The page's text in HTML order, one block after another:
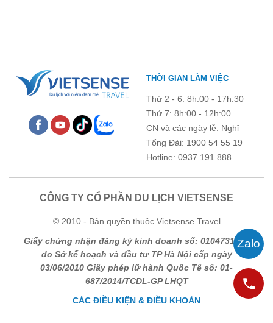
THỜI GIAN LÀM VIỆC
Thứ 2 - 6: 8h:00 - 17h:30
Thứ 7: 8h:00 - 12h:00
CN và các ngày lễ: Nghỉ
Tổng Đài: 1900 54 55 19
Hotline: 0937 191 888
CÔNG TY CỔ PHẦN DU LỊCH VIETSENSE
© 2010 - Bản quyền thuộc Vietsense Travel
Giấy chứng nhận đăng ký kinh doanh số: 0104731205
do Sở kế hoạch và đầu tư TP Hà Nội cấp ngày
03/06/2010 Giấy phép lữ hành Quốc Tế số: 01-
687/2014/TCDL-GP LHQT
CÁC ĐIỀU KIỆN & ĐIỀU KHOẢN